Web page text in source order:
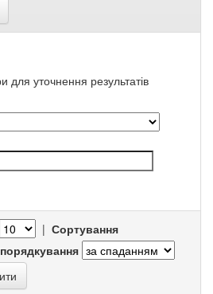
для уточнення результатів
| Сортування